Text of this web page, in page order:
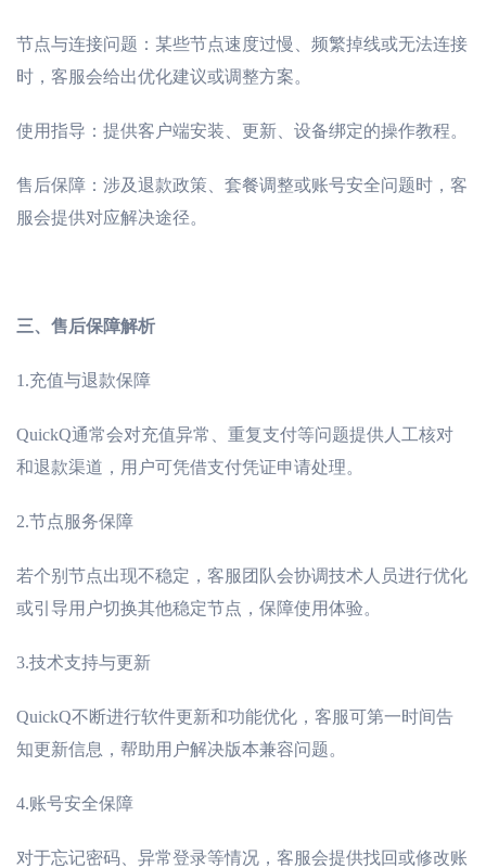
节点与连接问题：某些节点速度过慢、频繁掉线或无法连接
时，客服会给出优化建议或调整方案。
使用指导：提供客户端安装、更新、设备绑定的操作教程。
售后保障：涉及退款政策、套餐调整或账号安全问题时，客
服会提供对应解决途径。
三、售后保障解析
1.充值与退款保障
QuickQ通常会对充值异常、重复支付等问题提供人工核对
和退款渠道，用户可凭借支付凭证申请处理。
2.节点服务保障
若个别节点出现不稳定，客服团队会协调技术人员进行优化
或引导用户切换其他稳定节点，保障使用体验。
3.技术支持与更新
QuickQ不断进行软件更新和功能优化，客服可第一时间告
知更新信息，帮助用户解决版本兼容问题。
4.账号安全保障
对于忘记密码、异常登录等情况，客服会提供找回或修改账